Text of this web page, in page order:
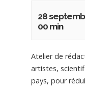
28
00 min
Atelier de
artistes,
pays, pour